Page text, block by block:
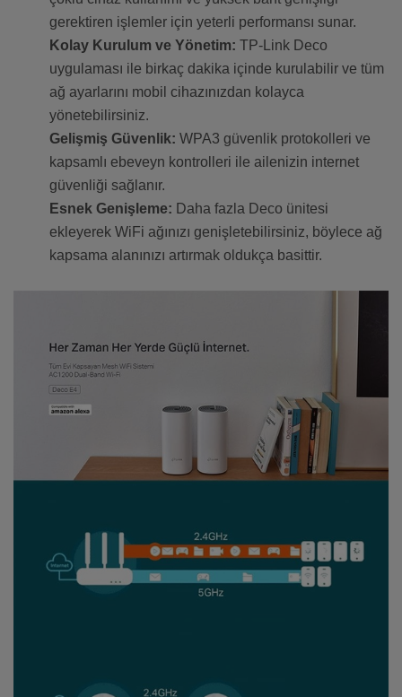
gerektiren işlemler için yeterli performansı sunar.
Kolay Kurulum ve Yönetim: TP-Link Deco
uygulaması ile birkaç dakika içinde kurulabilir ve tüm
ağ ayarlarını mobil cihazınızdan kolayca
yönetebilirsiniz.
Gelişmiş Güvenlik: WPA3 güvenlik protokolleri ve
kapsamlı ebeveyn kontrolleri ile ailenizin internet
güvenliği sağlanır.
Esnek Genişleme: Daha fazla Deco ünitesi
ekleyerek WiFi ağınızı genişletebilirsiniz, böylece ağ
kapsama alanınızı artırmak oldukça basittir.